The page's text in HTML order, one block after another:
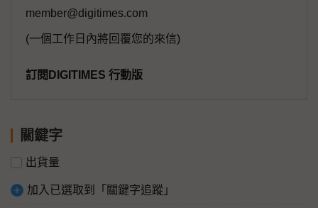
member@digitimes.com
(一個工作日內將回覆您的來信)
訂閱DIGITIMES 行動版
關鍵字
出貨量
加入已選取到「關鍵字追蹤」